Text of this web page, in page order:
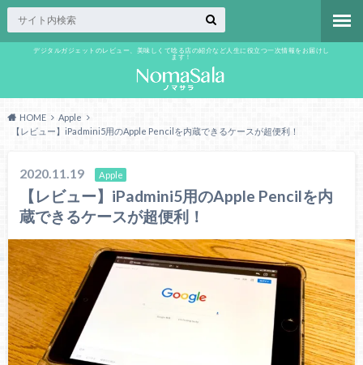
デジタルガジェットのレビュー、美味しくて唸る店の紹介など人生に役立つ一次情報をお届けし
ます！
HOME
Apple
【レビュー】iPadmini5用のApple Pencilを内蔵できるケースが超便利！
2020.11.19 Apple
【レビュー】iPadmini5用のApple Pencilを内
蔵できるケースが超便利！